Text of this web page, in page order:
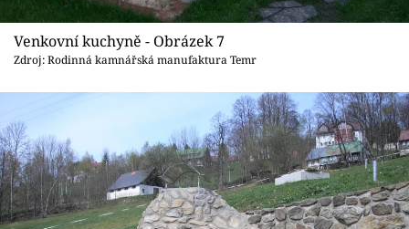
Venkovní kuchyně - Obrázek 7
Zdroj: Rodinná kamnářská manufaktura Temr